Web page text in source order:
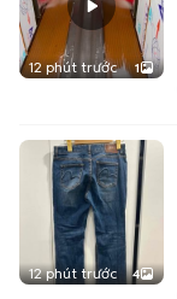
12 phút trước 1
12 phút trước 4